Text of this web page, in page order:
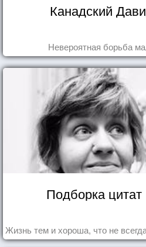
Канадский
Невероятная борьба
Подборка
Жизнь тем и хороша, что не